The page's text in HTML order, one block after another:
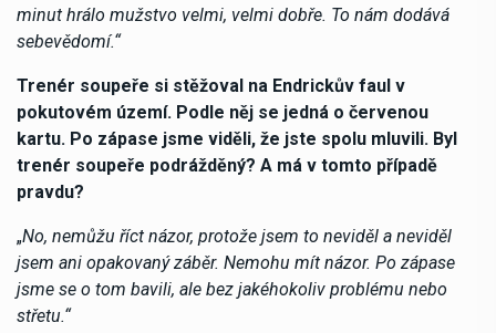
minut hrálo mužstvo velmi, velmi dobře. To nám dodává
sebevědomí.“
Trenér soupeře si stěžoval na Endrickův faul v
pokutovém území. Podle něj se jedná o červenou
kartu. Po zápase jsme viděli, že jste spolu mluvili. Byl
trenér soupeře podrážděný? A má v tomto případě
pravdu?
„No, nemůžu říct názor, protože jsem to neviděl a neviděl
jsem ani opakovaný záběr. Nemohu mít názor. Po zápase
jsme se o tom bavili, ale bez jakéhokoliv problému nebo
střetu.“